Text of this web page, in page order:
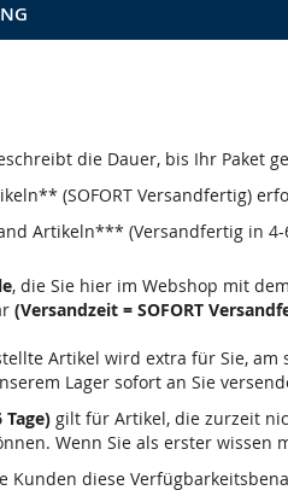
die Dauer, bis Ihr Paket
(SOFORT Versandfertig)
Artikeln*** (Versandfertig in
, die Sie hier im Webshop mit
(Versandzeit = SOFORT
Artikel wird extra für Sie,
Lager sofort an Sie
gilt für Artikel, die zurzeit
Wenn Sie als erster
Kunden diese